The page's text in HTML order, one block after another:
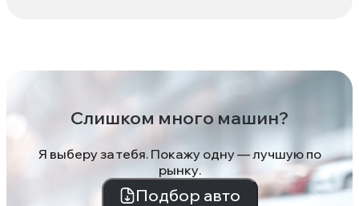
Слишком много машин?
Я выберу за тебя. Покажу одну — лучшую по
рынку.
Подбор авто